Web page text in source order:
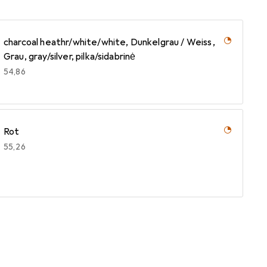
charcoal heathr/white/white, Dunkelgrau / Weiss,
Grau, gray/silver, pilka/sidabrinė
EUR
54,86
Rot
EUR
55,26